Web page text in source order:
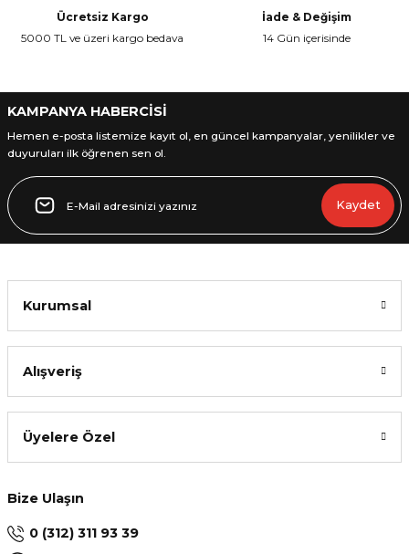
Ücretsiz Kargo
5000 TL ve üzeri kargo bedava
İade & Değişim
14 Gün içerisinde
KAMPANYA HABERCİSİ
Hemen e-posta listemize kayıt ol, en güncel kampanyalar, yenilikler ve
duyuruları ilk öğrenen sen ol.
Kaydet
Kurumsal
Alışveriş
Üyelere Özel
Bize Ulaşın
0 (312) 311 93 39